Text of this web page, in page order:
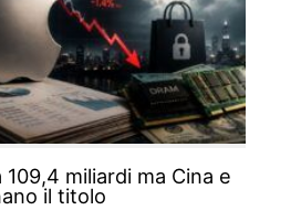
miliardi ma Cina e
il titolo